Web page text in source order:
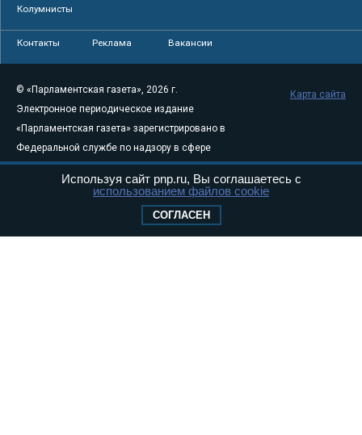
Колумнисты
Контакты Реклама Вакансии
© «Парламентская газета», 2026 г.
Электронное периодическое издание
«Парламентская газета» зарегистрировано в
Федеральной службе по надзору в сфере
связи, информационных технологий и
массовых коммуникаций (Роскомнадзор) 05
Свидетельство о регистрации Эл № ФС77-
Карта сайта
Используя сайт pnp.ru, Вы соглашаетесь с
использованием файлов cookie
СОГЛАСЕН